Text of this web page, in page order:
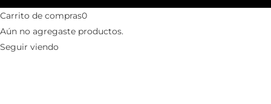
Carrito de compras0
Aún no agregaste productos.
Seguir viendo